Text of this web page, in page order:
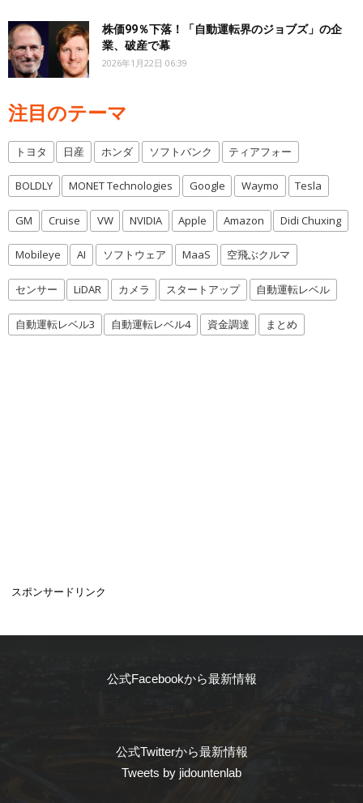
株価99％下落！「自動運転界のジョブズ」の企
業、破産で幕
2026年1月22日 06:39
注目のテーマ
トヨタ 日産 ホンダ ソフトバンク ティアフォー
BOLDLY MONET Technologies Google Waymo Tesla
GM Cruise VW NVIDIA Apple Amazon Didi Chuxing
Mobileye AI ソフトウェア MaaS 空飛ぶクルマ
センサー LiDAR カメラ スタートアップ 自動運転レベル
自動運転レベル3 自動運転レベル4 資金調達 まとめ
スポンサードリンク
公式Facebookから最新情報
公式Twitterから最新情報
Tweets by jidountenlab